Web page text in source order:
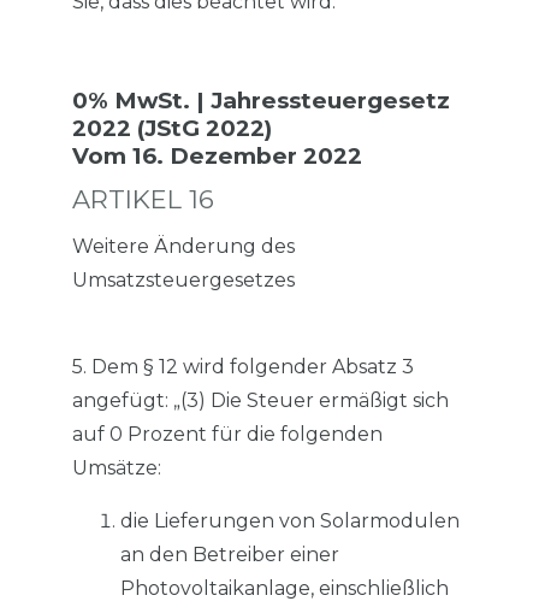
0% MwSt. | Jahressteuergesetz
2022 (JStG 2022)
Vom 16. Dezember 2022
ARTIKEL 16
Weitere Änderung des
Umsatzsteuergesetzes
5. Dem § 12 wird folgender Absatz 3
angefügt: „(3) Die Steuer ermäßigt sich
auf 0 Prozent für die folgenden
Umsätze:
die Lieferungen von Solarmodulen
an den Betreiber einer
Photovoltaikanlage, einschließlich